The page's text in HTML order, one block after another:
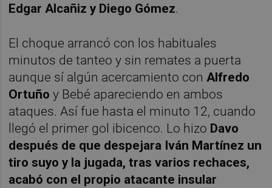
Edgar Alcañiz y Diego Gómez.
El choque arrancó con los habituales
minutos de tanteo y sin remates a puerta
aunque sí algún acercamiento con Alfredo
Ortuño y Bebé apareciendo en ambos
ataques. Así fue hasta el minuto 12, cuando
llegó el primer gol ibicenco. Lo hizo Davo
después de que despejara Iván Martínez un
tiro suyo y la jugada, tras varios rechaces,
acabó con el propio atacante insular